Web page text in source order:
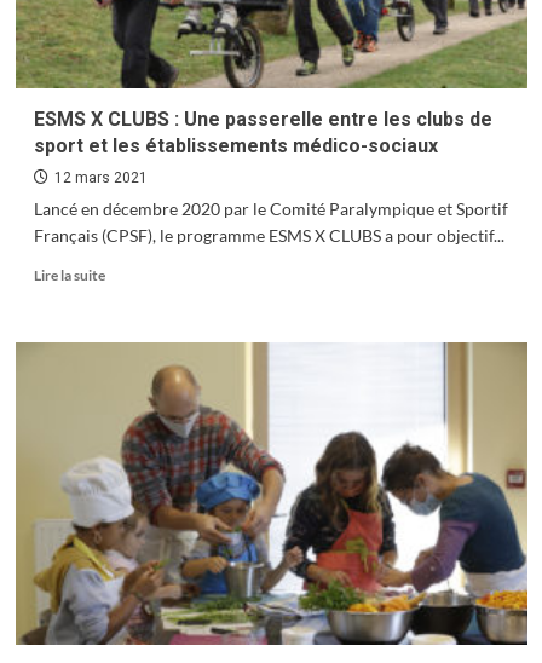
ESMS X CLUBS : Une passerelle entre les clubs de
sport et les établissements médico-sociaux
12 mars 2021
Lancé en décembre 2020 par le Comité Paralympique et Sportif
Français (CPSF), le programme ESMS X CLUBS a pour objectif...
Lire la suiteEn
sur
CLUBS
Une
passerelle
entre
les
clubs
de
sport
et
les